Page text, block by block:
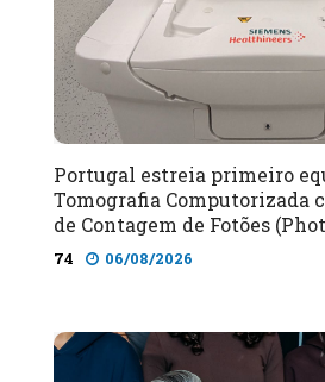
Portugal estreia primeiro
Tomografia Computorizada
de Contagem de Fotões
74 06/08/2026